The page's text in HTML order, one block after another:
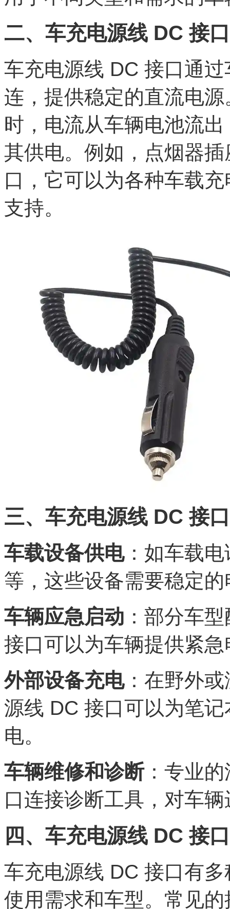
二、车充电源线 DC 接
车充电源线 DC 接口通
连，提供稳定的直流电
时，电流从车辆电池流
其供电。例如，点烟器
口，它可以为各种车载
支持。
三、车充电源线 DC 接
车载设备供电：如车载
等，这些设备需要稳定
车辆应急启动 ：部分车
接口可以为车辆提供紧
外部设备充电：在野外
源线 DC 接口可以为笔
电。
车辆维修和诊断：专业
口连接诊断工具，对车
四、车充电源线 DC 接
车充电源线 DC 接口有
使用需求和车型。常见